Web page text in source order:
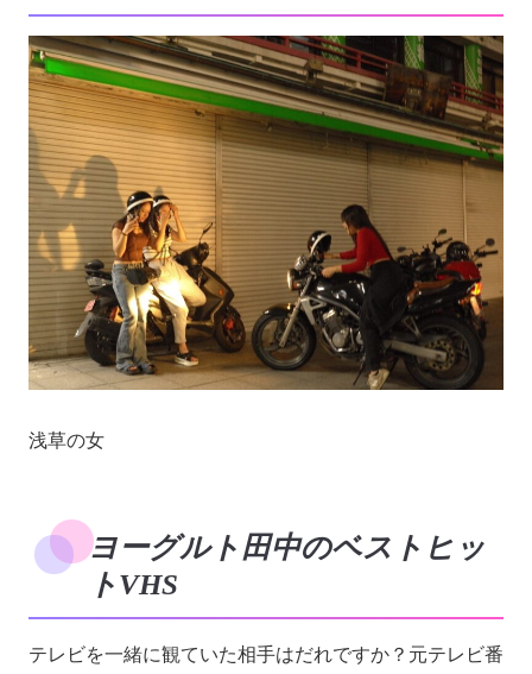
浅草の女
ヨーグルト田中のベストヒッ
トVHS
テレビを一緒に観ていた相手はだれですか？元テレビ番